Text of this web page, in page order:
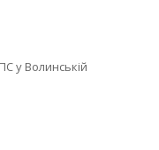
у Волинській